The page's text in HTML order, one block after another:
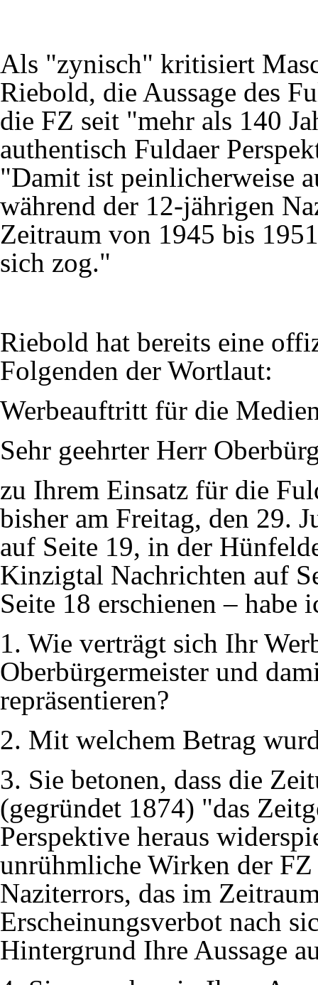
Als "zynisch" kritisiert
Riebold, die Aussage des
die FZ seit "mehr als 140
authentisch Fuldaer
"Damit ist peinlicherweise
während der 12-jährigen
Zeitraum von 1945 bis
sich zog."
Riebold hat bereits eine
Folgenden der Wortlaut:
Werbeauftritt für die
Sehr geehrter Herr
zu Ihrem Einsatz für die
bisher am Freitag, den 29.
auf Seite 19, in der
Kinzigtal Nachrichten auf
Seite 18 erschienen – habe
1. Wie verträgt sich Ihr
Oberbürgermeister und
repräsentieren?
2. Mit welchem Betrag
3. Sie betonen, dass die
(gegründet 1874) "das
Perspektive heraus
unrühmliche Wirken der FZ
Naziterrors, das im
Erscheinungsverbot nach
Hintergrund Ihre Aussage